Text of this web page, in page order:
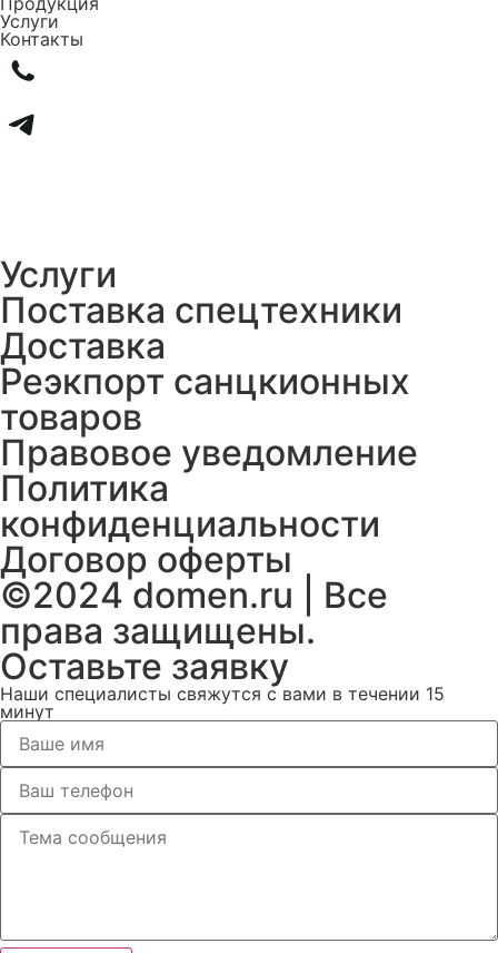
Услуги
Контакты
Услуги
Поставка спецтехники
Доставка
Реэкпорт санцкионных
товаров
Правовое уведомление
Политика
конфиденциальности
Договор оферты
©️2024 domen.ru | Все
права защищены.
Оставьте заявку
Наши специалисты свяжутся с вами в течении 15
минут